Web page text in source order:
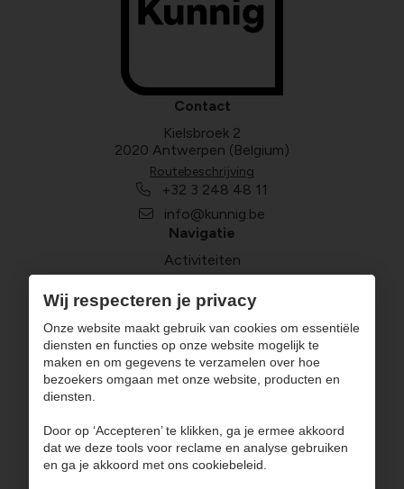
Contact
Kielsbroek 2
2020 Antwerpen (Belgium)
Routebeschrijving
+32 3 248 48 11
info@kunnig.be
Navigatie
Activiteiten
Over Kunnig
Vacatures
Veelgestelde vragen
Contact
Gebruiksvoorwaarden & privacybeleid B2B
Wij respecteren je privacy
Onze website maakt gebruik van cookies om essentiële
diensten en functies op onze website mogelijk te
maken en om gegevens te verzamelen over hoe
bezoekers omgaan met onze website, producten en
diensten.
Door op ‘Accepteren’ te klikken, ga je ermee akkoord
dat we deze tools voor reclame en analyse gebruiken
en ga je akkoord met ons cookiebeleid.